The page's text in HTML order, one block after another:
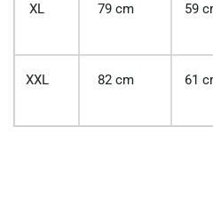
XL 79 cm 59
XXL 82 cm 61